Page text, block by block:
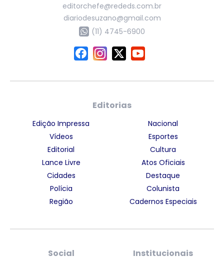
editorchefe@rededs.com.br
diariodesuzano@gmail.com
(11) 4745-6900
Editorias
Edição Impressa
Vídeos
Editorial
Lance Livre
Cidades
Polícia
Região
Nacional
Esportes
Cultura
Atos Oficiais
Destaque
Colunista
Cadernos Especiais
Social Institucionais